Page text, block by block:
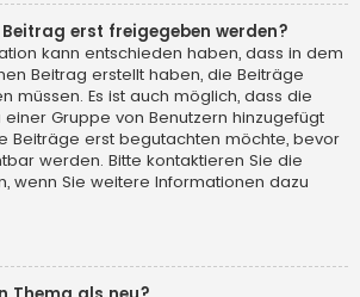
erst freigegeben werden?
kann entschieden haben, dass in dem
Beitrag erstellt haben, die Beiträge
müssen. Es ist auch möglich, dass die
einer Gruppe von Benutzern hinzugefügt
Beiträge erst begutachten möchte, bevor
werden. Bitte kontaktieren Sie die
wenn Sie weitere Informationen dazu